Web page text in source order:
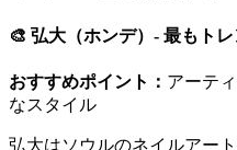
🎨 弘大（ホンデ）- 最もトレ
おすすめポイント： アーテ
なスタイル
弘大はソウルのネイルアー